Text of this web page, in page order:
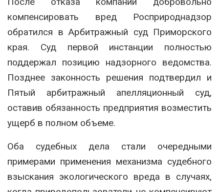
компенсировать вред Росприроднадзор
обратился в Арбитражный суд Приморского
края. Суд первой инстанции полностью
поддержал позицию надзорного ведомства.
Позднее законность решения подтвердил и
Пятый арбитражный апелляционный суд,
оставив обязанность предприятия возместить
ущерб в полном объеме.
Оба судебных дела стали очередными
примерами применения механизма судебного
взыскания экологического вреда в случаях,